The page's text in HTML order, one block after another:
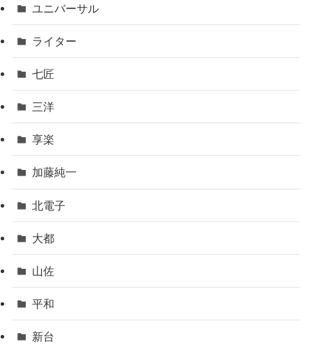
ユニバーサル
ライター
七匠
三洋
享楽
加藤純一
北電子
大都
山佐
平和
新台